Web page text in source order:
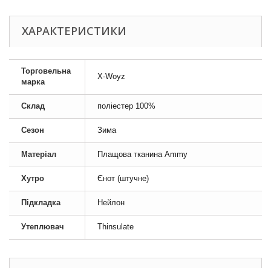
ХАРАКТЕРИСТИКИ
Торговельна
марка
X-Woyz
Склад поліестер 100%
Сезон Зима
Матеріал Плащова тканина Ammy
Хутро Єнот (штучне)
Підкладка Нейлон
Утеплювач Thinsulate